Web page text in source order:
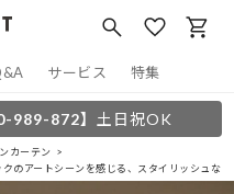
サービス 特集
989-872】 土日祝OK
カーテン
のアートシーンを感じる、スタイリッシュな